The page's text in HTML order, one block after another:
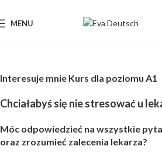
MENU
Interesuje mnie Kurs dla poziomu A1
Chciałabyś się nie stresować u
Móc odpowiedzieć na wszystkie
oraz zrozumieć zalecenia lekarza?